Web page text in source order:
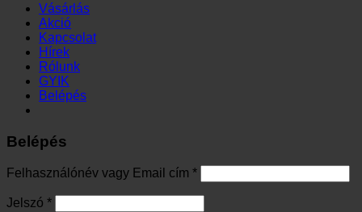
Vásárlás
Akció
Kapcsolat
Hírek
Rólunk
GYIK
Belépés
Belépés
Felhasználónév vagy Email cím *Kötelező
Jelszó *Kötelező